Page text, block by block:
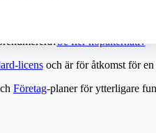
Se fler köpalternativ
licensoch är för åtkomst för en
Företag-planer för ytterligare